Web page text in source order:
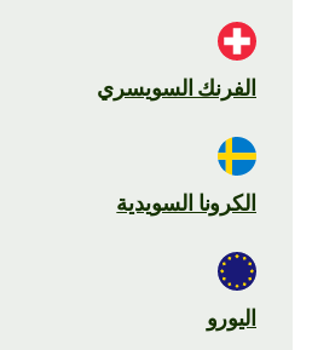
الفرنك السويسري
الكرونا السويدية
اليورو